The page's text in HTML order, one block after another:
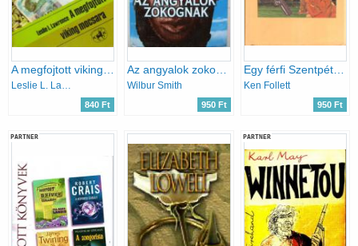
Leslie L. Lawrence
840 Ft
Wilbur Smith
950 Ft
Egy férfi Szentpétervárról
Ken Follett
950 Ft
PARTNER PARTNER